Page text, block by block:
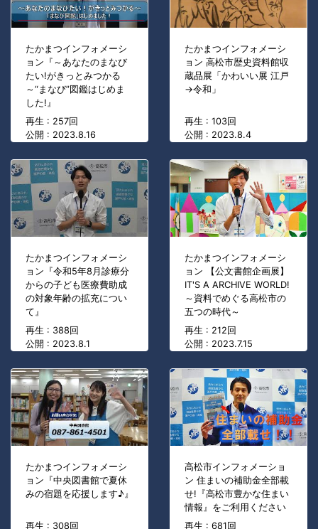
たかまつインフォメーシ
ョン『～あなたのまなび
たい!がきっとみつかる
～“まなび”図鑑はじめま
した!』
再生 : 257回
公開 : 2023.8.16
たかまつインフォメーシ
ョン 高松市歴史資料館収
蔵品展「かわいい展 江戸
→令和」
再生 : 103回
公開 : 2023.8.4
たかまつインフォメーシ
ョン『令和5年8月診療分
からの子ども医療費助成
の対象年齢の拡充につい
て』
再生 : 388回
公開 : 2023.8.1
たかまつインフォメーシ
ョン 【公文書館企画展】
IT'S A ARCHIVE WORLD!
～資料でめぐる高松市の
五つの時代～
再生 : 212回
公開 : 2023.7.15
たかまつインフォメーシ
ョン『中央図書館で夏休
みの宿題を応援します♪』
再生 : 308回
高松市インフォメーショ
ン 住まいの補助金全部載
せ!『高松市豊かな住まい
情報』をご利用ください
再生 : 681回